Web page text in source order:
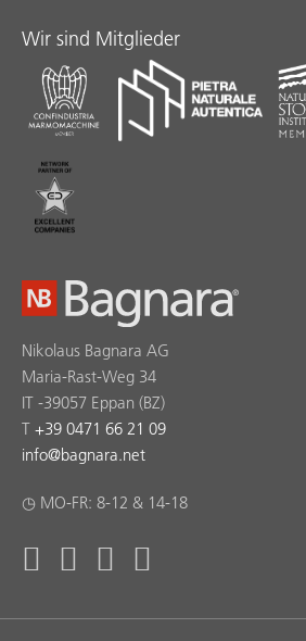
Wir sind Mitglieder
Nikolaus Bagnara AG
Maria-Rast-Weg 34
IT -39057 Eppan (BZ)
T +39 0471 66 21 09
info@bagnara.net
◷ MO-FR: 8-12 & 14-18